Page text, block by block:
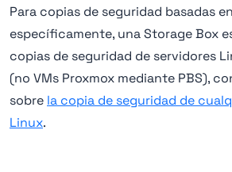
Para copias de seguridad basadas
específicamente, una Storage Box
copias de seguridad de servidores
(no VMs Proxmox mediante PBS),
sobre la copia de seguridad de
Linux.